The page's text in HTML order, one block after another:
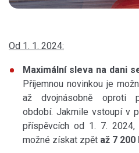
Od 1. 1. 2024:
Maximální sleva na dani
Příjemnou novinkou je
až dvojnásobně oproti
období. Jakmile vstoupí v
příspěvcích od 1. 7.
možné získat zpět až 7